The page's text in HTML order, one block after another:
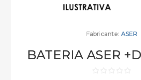
Fabricante: ASER
BATERIA ASER